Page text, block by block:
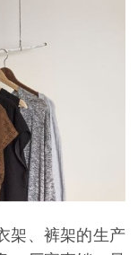
架、裤架的生产